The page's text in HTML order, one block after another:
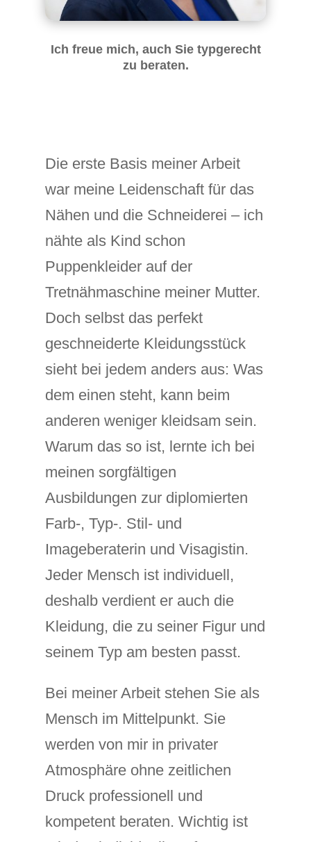
Ich freue mich, auch Sie typgerecht
zu beraten.
Die erste Basis meiner Arbeit
war meine Leidenschaft für das
Nähen und die Schneiderei – ich
nähte als Kind schon
Puppenkleider auf der
Tretnähmaschine meiner Mutter.
Doch selbst das perfekt
geschneiderte Kleidungsstück
sieht bei jedem anders aus: Was
dem einen steht, kann beim
anderen weniger kleidsam sein.
Warum das so ist, lernte ich bei
meinen sorgfältigen
Ausbildungen zur diplomierten
Farb-, Typ-. Stil- und
Imageberaterin und Visagistin.
Jeder Mensch ist individuell,
deshalb verdient er auch die
Kleidung, die zu seiner Figur und
seinem Typ am besten passt.
Bei meiner Arbeit stehen Sie als
Mensch im Mittelpunkt. Sie
werden von mir in privater
Atmosphäre ohne zeitlichen
Druck professionell und
kompetent beraten. Wichtig ist